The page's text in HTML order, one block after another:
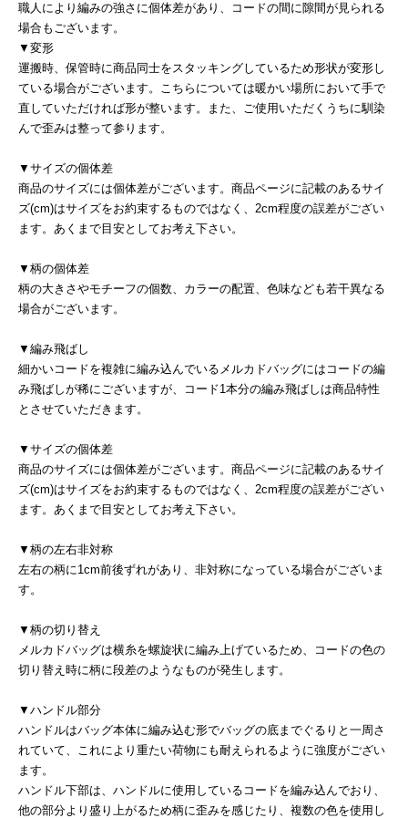
職人により編みの強さに個体差があり、コードの間に隙間が見られる
場合もございます。
▼変形
運搬時、保管時に商品同士をスタッキングしているため形状が変形し
ている場合がございます。こちらについては暖かい場所において手で
直していただければ形が整います。また、ご使用いただくうちに馴染
んで歪みは整って参ります。
▼サイズの個体差
商品のサイズには個体差がございます。商品ページに記載のあるサイ
ズ(cm)はサイズをお約束するものではなく、2cm程度の誤差がござい
ます。あくまで目安としてお考え下さい。
▼柄の個体差
柄の大きさやモチーフの個数、カラーの配置、色味なども若干異なる
場合がございます。
▼編み飛ばし
細かいコードを複雑に編み込んでいるメルカドバッグにはコードの編
み飛ばしが稀にございますが、コード1本分の編み飛ばしは商品特性
とさせていただきます。
▼サイズの個体差
商品のサイズには個体差がございます。商品ページに記載のあるサイ
ズ(cm)はサイズをお約束するものではなく、2cm程度の誤差がござい
ます。あくまで目安としてお考え下さい。
▼柄の左右非対称
左右の柄に1cm前後ずれがあり、非対称になっている場合がございま
す。
▼柄の切り替え
メルカドバッグは横糸を螺旋状に編み上げているため、コードの色の
切り替え時に柄に段差のようなものが発生します。
▼ハンドル部分
ハンドルはバッグ本体に編み込む形でバッグの底までぐるりと一周さ
れていて、これにより重たい荷物にも耐えられるように強度がござい
ます。
ハンドル下部は、ハンドルに使用しているコードを編み込んでおり、
他の部分より盛り上がるため柄に歪みを感じたり、複数の色を使用し